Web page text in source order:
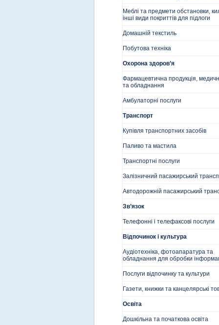
Меблі та предмети обстановки,
інші види покриттів для підлоги
Домашній текстиль
Побутова техніка
Охорона здоров’я
Фармацевтична продукція,
та обладнання
Амбулаторні послуги
Транспорт
Купівля транспортних засобів
Паливо та мастила
Транспортні послуги
Залізничний пасажирський
Автодорожній пасажирський
Зв’язок
Телефонні і телефаксові послуги
Відпочинок і культура
Аудіотехніка, фотоапаратура та
обладнання для обробки
Послуги відпочинку та культури
Газети, книжки та канцелярські
Освіта
Дошкільна та початкова освіта